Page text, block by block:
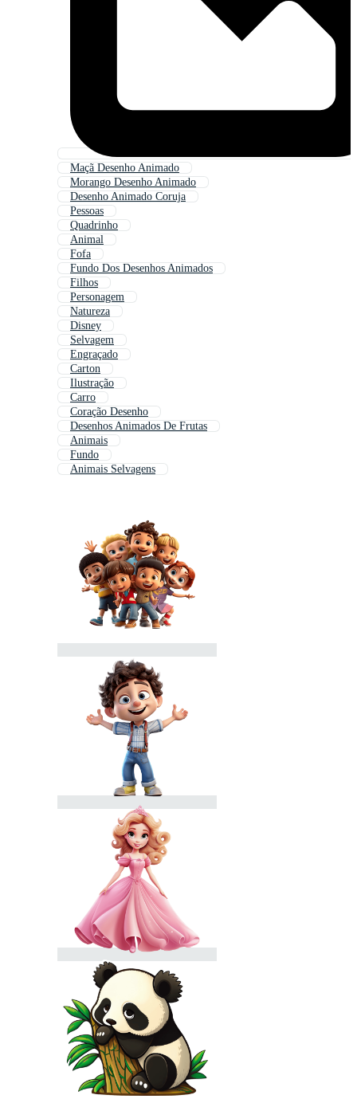
Maçã Desenho Animado
Morango Desenho Animado
Desenho Animado Coruja
Pessoas
Quadrinho
Animal
Fofa
Fundo Dos Desenhos Animados
Filhos
Personagem
Natureza
Disney
Selvagem
Engraçado
Carton
Ilustração
Carro
Coração Desenho
Desenhos Animados De Frutas
Animais
Fundo
Animais Selvagens